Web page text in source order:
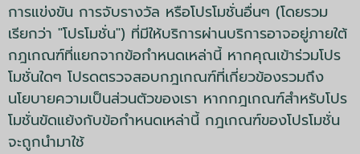
การแข่งขัน การจับรางวัล หรือโปรโมชั่นอื่นๆ (โดยรวม
เรียกว่า "โปรโมชั่น") ที่มีให้บริการผ่านบริการอาจอยู่ภายใต้
กฎเกณฑ์ที่แยกจากข้อกำหนดเหล่านี้ หากคุณเข้าร่วมโปร
โมชั่นใดๆ โปรดตรวจสอบกฎเกณฑ์ที่เกี่ยวข้องรวมถึง
นโยบายความเป็นส่วนตัวของเรา หากกฎเกณฑ์สำหรับโปร
โมชั่นขัดแย้งกับข้อกำหนดเหล่านี้ กฎเกณฑ์ของโปรโมชั่น
จะถูกนำมาใช้